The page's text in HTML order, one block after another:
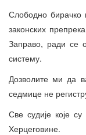
Слободно бирачко
законских
Заправо, ради се
систему.
Дозволите ми да
седмице не
Све судије које
Херцеговине.